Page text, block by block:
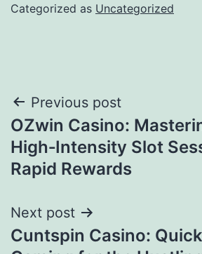
Categorized as Uncategorized
Post
navigation
Previous post
OZwin Casino:
High‑Intensity Slot
Rapid Rewards
Next post
Cuntspin Casino: